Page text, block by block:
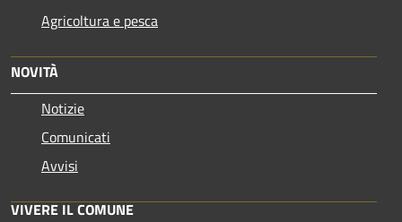
Agricoltura e pesca
NOVITÀ
Notizie
Comunicati
Avvisi
VIVERE IL COMUNE